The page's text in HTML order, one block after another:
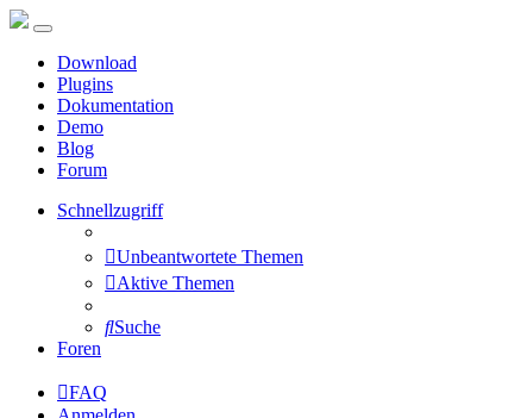
Download
Plugins
Dokumentation
Demo
Blog
Forum
Schnellzugriff
Unbeantwortete Themen
Aktive Themen
Suche
Foren
FAQ